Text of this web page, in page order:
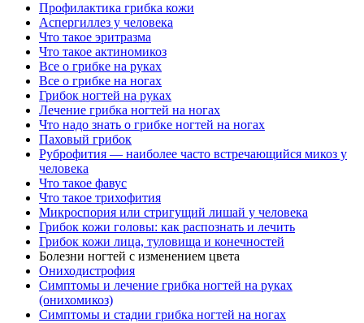
Профилактика грибка кожи
Аспергиллез у человека
Что такое эритразма
Что такое актиномикоз
Все о грибке на руках
Все о грибке на ногах
Грибок ногтей на руках
Лечение грибка ногтей на ногах
Что надо знать о грибке ногтей на ногах
Паховый грибок
Руброфития — наиболее часто встречающийся микоз у
человека
Что такое фавус
Что такое трихофития
Микроспория или стригущий лишай у человека
Грибок кожи головы: как распознать и лечить
Грибок кожи лица, туловища и конечностей
Болезни ногтей с изменением цвета
Ониходистрофия
Симптомы и лечение грибка ногтей на руках
(онихомикоз)
Симптомы и стадии грибка ногтей на ногах